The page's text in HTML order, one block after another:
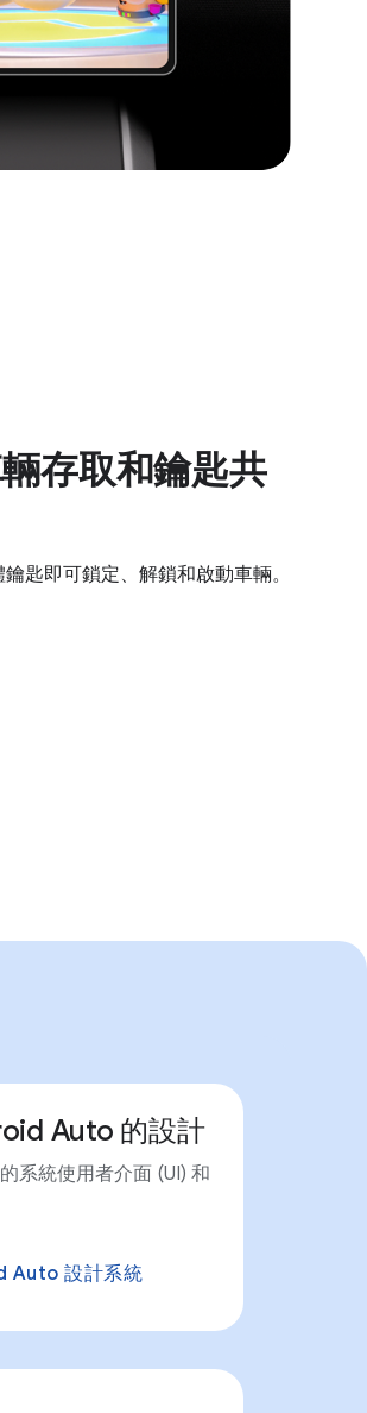
存取和鑰匙共
匙即可鎖定、解鎖和啟動車輛。
Auto 的設計
系統使用者介面 (UI) 和
Auto 設計系統